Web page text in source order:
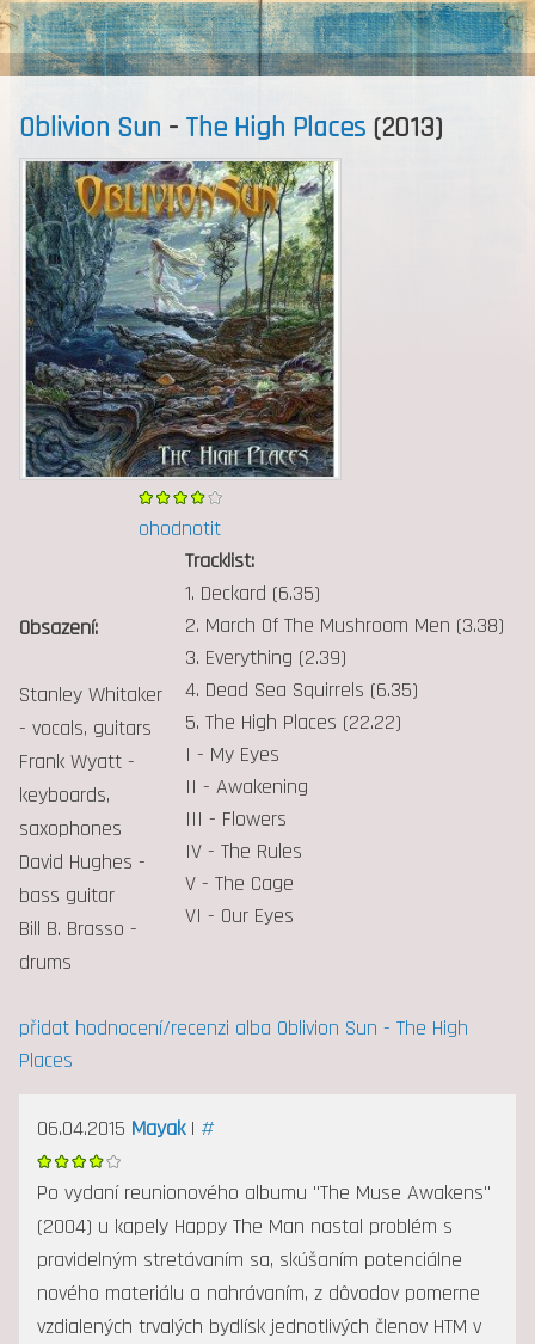
MENU
Oblivion Sun - The High Places(2013)
ohodnotit
Tracklist:
1. Deckard (6.35)
2. March Of The Mushroom Men (3.38)
3. Everything (2.39)
4. Dead Sea Squirrels (6.35)
5. The High Places (22.22)
I - My Eyes
II - Awakening
III - Flowers
IV - The Rules
V - The Cage
VI - Our Eyes
Obsazení:
Stanley Whitaker
- vocals, guitars
Frank Wyatt -
keyboards,
saxophones
David Hughes -
bass guitar
Bill B. Brasso -
drums
přidat hodnocení/recenzi alba Oblivion Sun - The High
Places
06.04.2015 Mayak| #
Po vydaní reunionového albumu "The Muse Awakens"
(2004) u kapely Happy The Man nastal problém s
pravidelným stretávaním sa, skúšaním potenciálne
nového materiálu a nahrávaním, z dôvodov pomerne
vzdialených trvalých bydlísk jednotlivých členov HTM v